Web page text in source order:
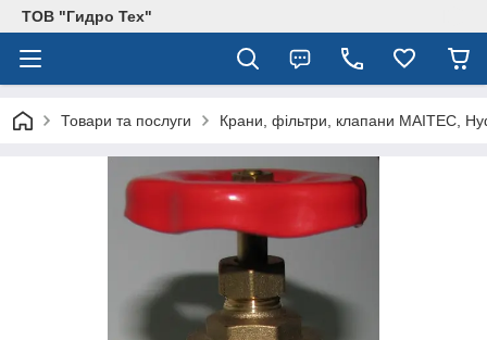
ТОВ "Гидро Тех"
Товари та послуги Крани, фільтри, клапани MAITEC,